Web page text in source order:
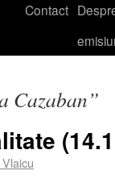
Contact
Cazaban”